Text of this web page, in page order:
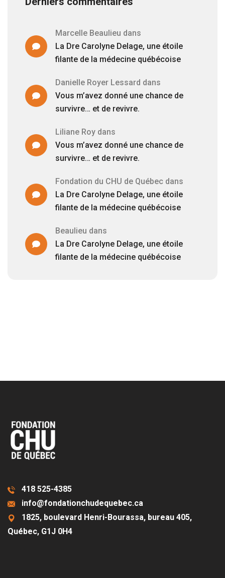
Marcelle Beaulieu dans
La Dre Carolyne Delage, une étoile
filante de la médecine québécoise
Danielle Royer Lessard dans
Vous m’avez donné une chance de
survivre… et de revivre.
Liliane Roydans
Vous m’avez donné une chance de
survivre… et de revivre.
Fondation du CHU de Québecdans
La Dre Carolyne Delage, une étoile
filante de la médecine québécoise
Beaulieu dans
La Dre Carolyne Delage, une étoile
filante de la médecine québécoise
418 525-4385
info@fondationchudequebec.ca
1825, boulevard Henri-Bourassa, bureau 405,
Québec, G1J 0H4